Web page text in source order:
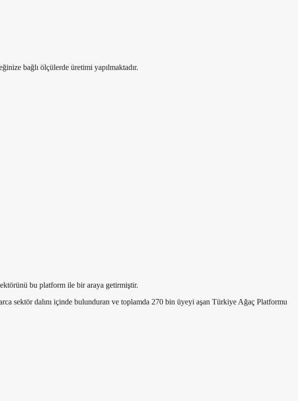
bağlı ölçülerde üretimi yapılmaktadır.
bu platform ile bir araya getirmiştir.
sektör dalını içinde bulunduran ve toplamda 270 bin üyeyi aşan Türkiye Ağaç Platformu